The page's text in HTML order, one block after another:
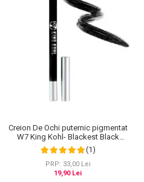
Creion De Ochi puternic pigmentat
W7 King Kohl- Blackest Black
(Negru) (1)
PRP: 33,00 Lei
19,90 Lei